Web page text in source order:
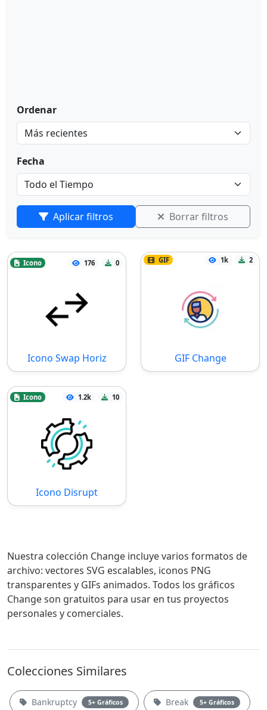
Ordenar
Fecha
Aplicar filtros Borrar filtros
Icono 176 0
Icono Swap Horiz
GIF 1k 2
GIF Change
Icono 1.2k 10
Icono Disrupt
Nuestra colección Change incluye varios formatos de
archivo: vectores SVG escalables, iconos PNG
transparentes y GIFs animados. Todos los gráficos
Change son gratuitos para usar en tus proyectos
personales y comerciales.
Colecciones Similares
Bankruptcy 5+ Gráficos Break 5+ Gráficos